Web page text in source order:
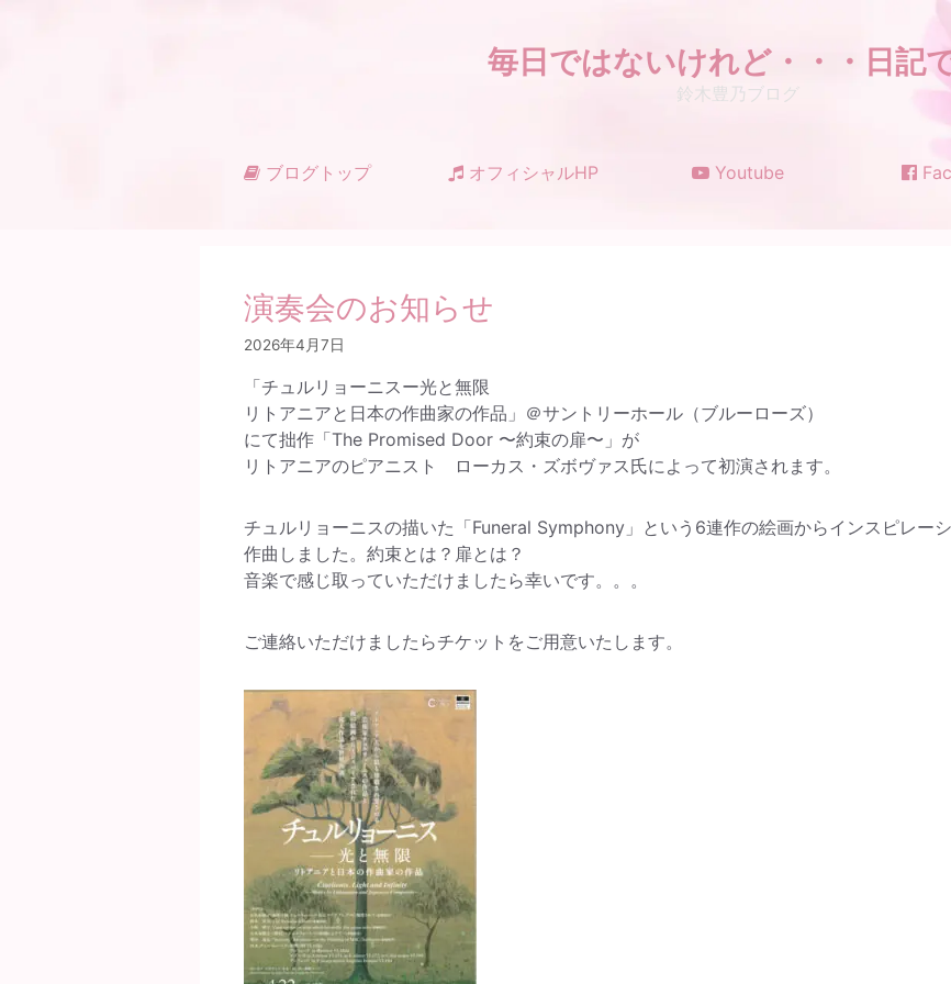
毎日ではないけれど・・・日記
鈴木豊乃ブログ
ブログトップ オフィシャルHP Youtube
演奏会のお知らせ
2026年4月7日
「チュルリョーニスー光と無限
リトアニアと日本の作曲家の作品」＠サントリーホール（ブルーローズ）
にて拙作「The Promised Door 〜約束の扉〜」が
リトアニアのピアニスト ローカス・ズボヴァス氏によって初演されます。
チュルリョーニスの描いた「Funeral Symphony」という6連作の絵画からインスピレー
作曲しました。約束とは？扉とは？
音楽で感じ取っていただけましたら幸いです。。。
ご連絡いただけましたらチケットをご用意いたします。